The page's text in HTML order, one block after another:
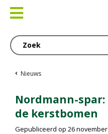
naar
Nieuws
Nordmann-
de kerstbomen
Gepubliceerd op 26